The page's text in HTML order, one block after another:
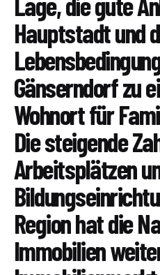
Hauptstadt und
Gänserndorf zu
Wohnort für
Die steigende
Arbeitsplätzen
Region hat die
Immobilien